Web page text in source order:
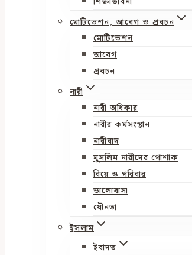
মোটিভেশন, আবেগ ও প্রবচন
মোটিভেশন
আবেগ
প্রবচন
নারী
নারী অধিকার
নারীর কর্মসংস্থান
নারীবাদ
মুসলিম নারীদের পোশাক
বিয়ে ও পরিবার
ভালোবাসা
যৌনতা
ইসলাম
ইবাদত